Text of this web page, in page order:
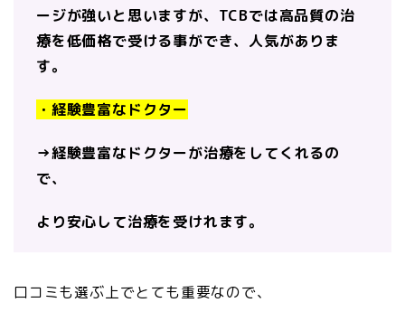
ージが強いと思いますが、TCBでは高品質の治
療を低価格で受ける事ができ、人気がありま
す。
・経験豊富なドクター
→経験豊富なドクターが治療をしてくれるの
で、
より安心して治療を受けれます。
口コミも選ぶ上でとても重要なので、